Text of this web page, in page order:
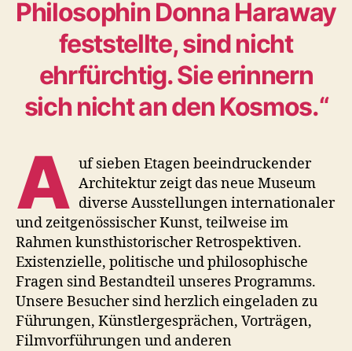
Philosophin Donna Haraway
feststellte, sind nicht
ehrfürchtig. Sie erinnern
sich nicht an den Kosmos.“
A uf sieben Etagen beeindruckender
Architektur zeigt das neue Museum
diverse Ausstellungen internationaler
und zeitgenössischer Kunst, teilweise im
Rahmen kunsthistorischer Retrospektiven.
Existenzielle, politische und philosophische
Fragen sind Bestandteil unseres Programms.
Unsere Besucher sind herzlich eingeladen zu
Führungen, Künstlergesprächen, Vorträgen,
Filmvorführungen und anderen